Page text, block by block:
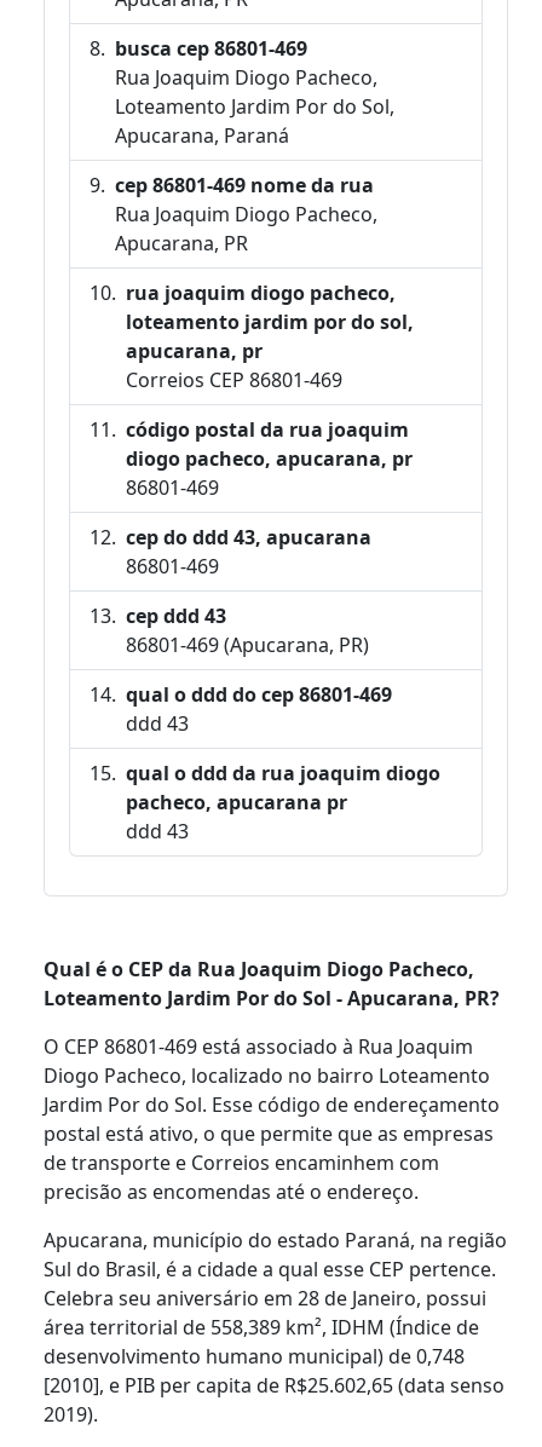
busca cep 86801-469
Rua Joaquim Diogo Pacheco,
Loteamento Jardim Por do Sol,
Apucarana, Paraná
cep 86801-469 nome da rua
Rua Joaquim Diogo Pacheco,
Apucarana, PR
rua joaquim diogo pacheco,
loteamento jardim por do sol,
apucarana, pr
Correios CEP 86801-469
código postal da rua joaquim
diogo pacheco, apucarana, pr
86801-469
cep do ddd 43, apucarana
86801-469
cep ddd 43
86801-469 (Apucarana, PR)
qual o ddd do cep 86801-469
ddd 43
qual o ddd da rua joaquim diogo
pacheco, apucarana pr
ddd 43
Qual é o CEP da Rua Joaquim Diogo Pacheco,
Loteamento Jardim Por do Sol - Apucarana, PR?
O CEP 86801-469 está associado à Rua Joaquim
Diogo Pacheco, localizado no bairro Loteamento
Jardim Por do Sol. Esse código de endereçamento
postal está ativo, o que permite que as empresas
de transporte e Correios encaminhem com
precisão as encomendas até o endereço.
Apucarana, município do estado Paraná, na região
Sul do Brasil, é a cidade a qual esse CEP pertence.
Celebra seu aniversário em 28 de Janeiro, possui
área territorial de 558,389 km², IDHM (Índice de
desenvolvimento humano municipal) de 0,748
[2010], e PIB per capita de R$25.602,65 (data senso
2019).